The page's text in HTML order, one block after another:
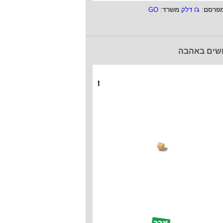
: ג'ו דלק משרד:
GO
באהבה